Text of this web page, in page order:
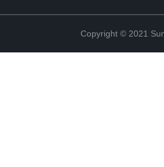
Copyright © 2021